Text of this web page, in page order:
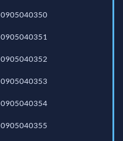
0905040350
0905040351
0905040352
0905040353
0905040354
0905040355